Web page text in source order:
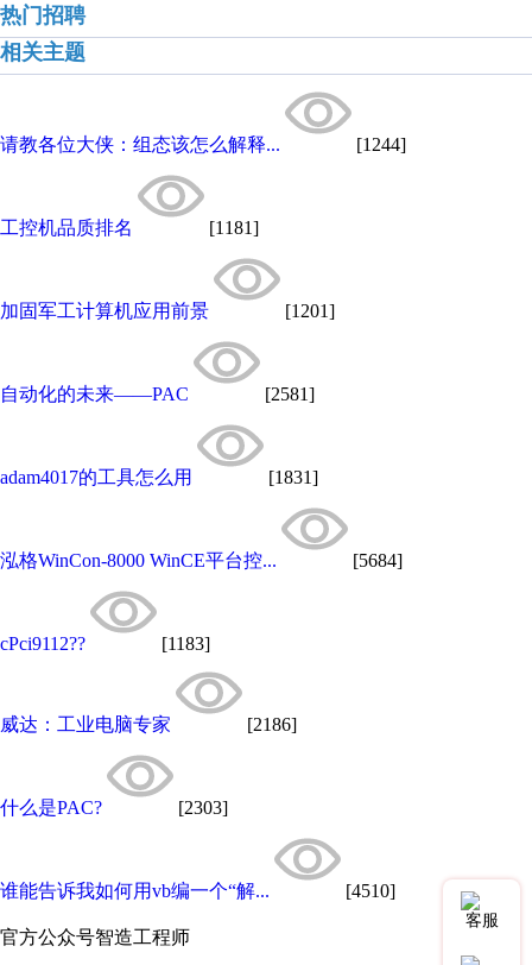
热门招聘
相关主题
请教各位大侠：组态该怎么解释... [1244]
工控机品质排名 [1181]
加固军工计算机应用前景 [1201]
自动化的未来――PAC [2581]
adam4017的工具怎么用 [1831]
泓格WinCon-8000 WinCE平台控... [5684]
cPci9112?? [1183]
威达：工业电脑专家 [2186]
什么是PAC? [2303]
谁能告诉我如何用vb编一个“解... [4510]
官方公众号智造工程师
客服